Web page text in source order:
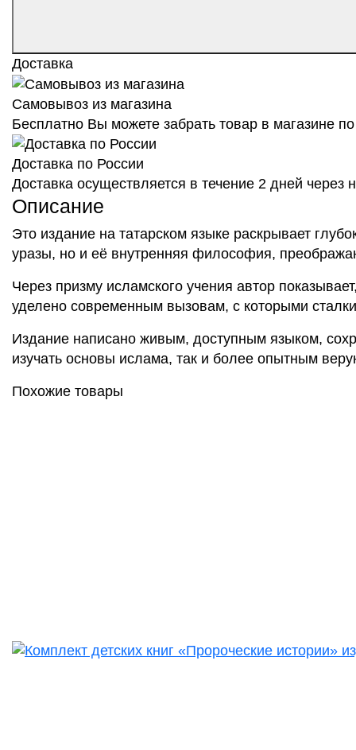
Доставка
Самовывоз из магазина
Бесплатно Вы можете забрать товар в магазине
Доставка по России
Доставка осуществляется в течение 2 дней
Описание
Это издание на татарском языке раскрывает
уразы, но и её внутренняя философия,
Через призму исламского учения автор
уделено современным вызовам, с которыми
Издание написано живым, доступным языком,
изучать основы ислама, так и более опытным
Похожие товары